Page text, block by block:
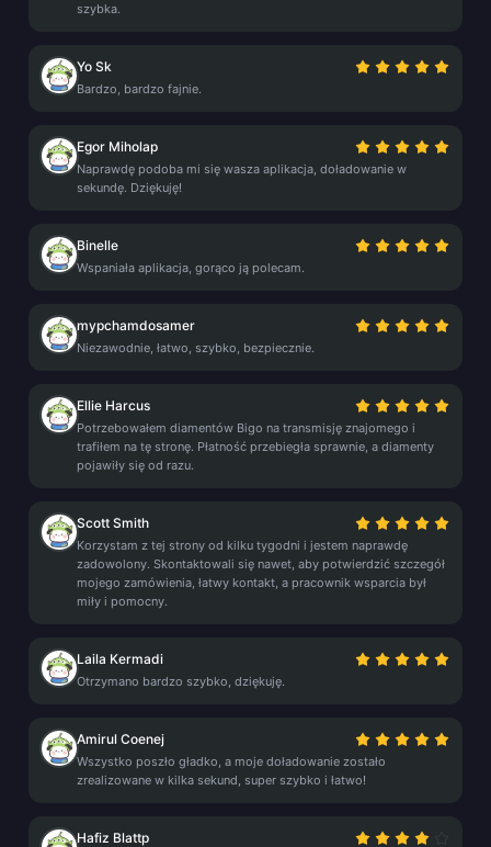
szybka.
Yo Sk
Bardzo, bardzo fajnie.
Egor Miholap
Naprawdę podoba mi się wasza aplikacja, doładowanie w
sekundę. Dziękuję!
Binelle
Wspaniała aplikacja, gorąco ją polecam.
mypchamdosamer
Niezawodnie, łatwo, szybko, bezpiecznie.
Ellie Harcus
Potrzebowałem diamentów Bigo na transmisję znajomego i
trafiłem na tę stronę. Płatność przebiegła sprawnie, a diamenty
pojawiły się od razu.
Scott Smith
Korzystam z tej strony od kilku tygodni i jestem naprawdę
zadowolony. Skontaktowali się nawet, aby potwierdzić szczegół
mojego zamówienia, łatwy kontakt, a pracownik wsparcia był
miły i pomocny.
Laila Kermadi
Otrzymano bardzo szybko, dziękuję.
Amirul Coenej
Wszystko poszło gładko, a moje doładowanie zostało
zrealizowane w kilka sekund, super szybko i łatwo!
Hafiz Blattp